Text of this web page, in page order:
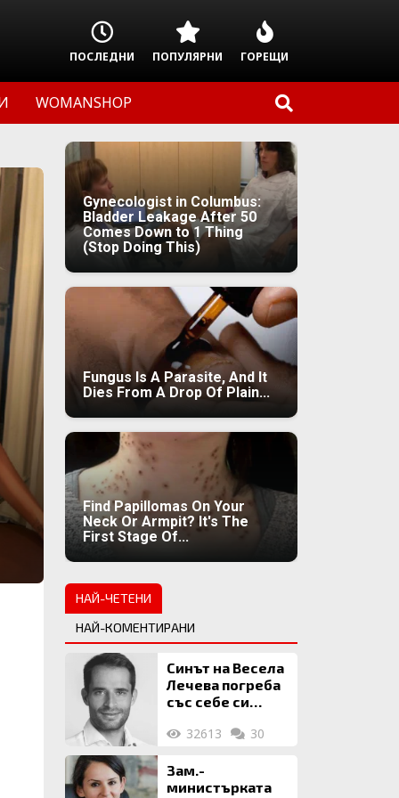
ПОСЛЕДНИ ПОПУЛЯРНИ ГОРЕЩИ
WOMANSHOP
Gynecologist in Columbus:
Bladder Leakage After 50
Comes Down to 1 Thing
(Stop Doing This)
Fungus Is A Parasite, And It
Dies From A Drop Of Plain...
Find Papillomas On Your
Neck Or Armpit? It's The
First Stage Of...
НАЙ-ЧЕТЕНИ
НАЙ-КОМЕНТИРАНИ
Синът на Весела
Лечева погреба
със себе си
млн. евро
32613 30
Зам.-
министърката